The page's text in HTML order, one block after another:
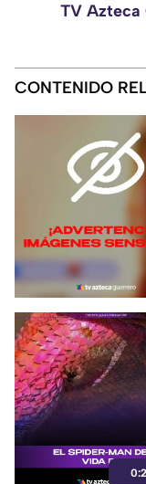
TV Azteca
CONTENIDO